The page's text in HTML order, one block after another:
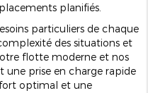
planifiés.
particuliers de chaque
des situations et
flotte moderne et nos
une prise en charge rapide
optimal et une